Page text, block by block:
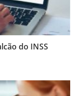
do INSS